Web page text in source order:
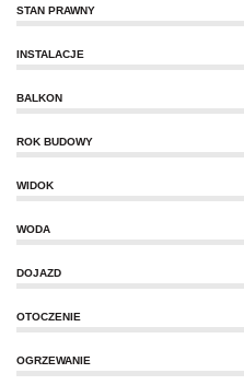
STAN PRAWNY
INSTALACJE
BALKON
ROK BUDOWY
WIDOK
WODA
DOJAZD
OTOCZENIE
OGRZEWANIE